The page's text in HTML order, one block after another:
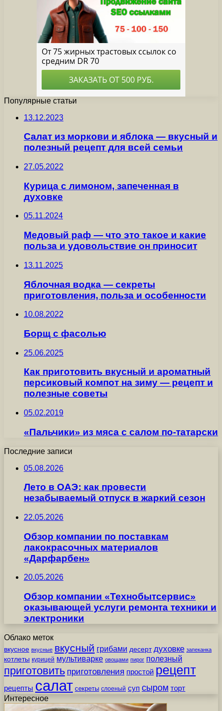
Популярные статьи
13.12.2023
Салат из моркови и яблока — вкусный и
полезный рецепт для всей семьи
27.05.2022
Курица с лимоном, запеченная в
духовке
05.11.2024
Медовый раф — что это такое и какие
польза и удовольствие он приносит
13.11.2025
Яблочная водка — секреты
приготовления, польза и особенности
10.08.2022
Борщ с фасолью
25.06.2025
Как приготовить вкусный и ароматный
персиковый компот на зиму — рецепт и
полезные советы
05.02.2019
«Пальчики» из мяса с салом по-татарски
Последние записи
05.08.2026
Лето в ОАЭ: как провести
незабываемый отпуск в жаркий сезон
22.05.2026
Обзор компании по поставкам
лакокрасочных материалов
«Дарфарбен»
20.05.2026
Обзор компании «Технобытсервис»
оказывающей услуги ремонта техники и
электроники
Облако меток
вкусное вкусные вкусный грибами десерт духовке запеканка
котлеты курицей мультиварке овощами пирог полезный
приготовить приготовления простой рецепт
рецепты салат секреты слоеный суп сыром торт
Интересное